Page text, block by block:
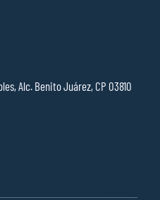
Alc. Benito Juárez, CP 03810